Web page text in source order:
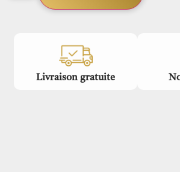
Livraison gratuite